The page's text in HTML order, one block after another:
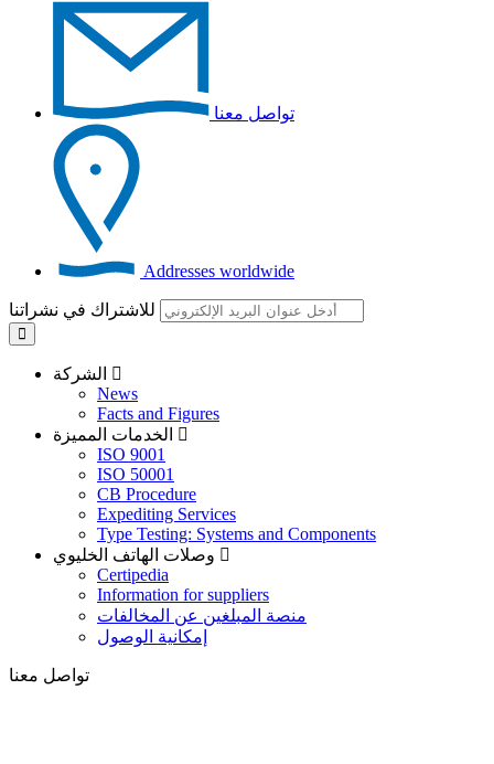
تواصل معنا
Addresses worldwide
للاشتراك في نشراتنا
News
Facts and Figures
ISO 9001
ISO 50001
CB Procedure
Expediting Services
Type Testing: Systems and Components
Certipedia
Information for suppliers
منصة المبلغين عن المخالفات
إمكانية الوصول
تواصل معنا